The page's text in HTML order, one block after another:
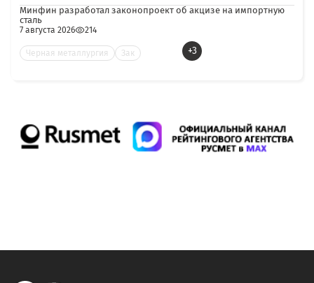
Минфин разработал законопроект об акцизе на импортную
сталь
7 августа 2026 214
Черная металлургия Зак +3